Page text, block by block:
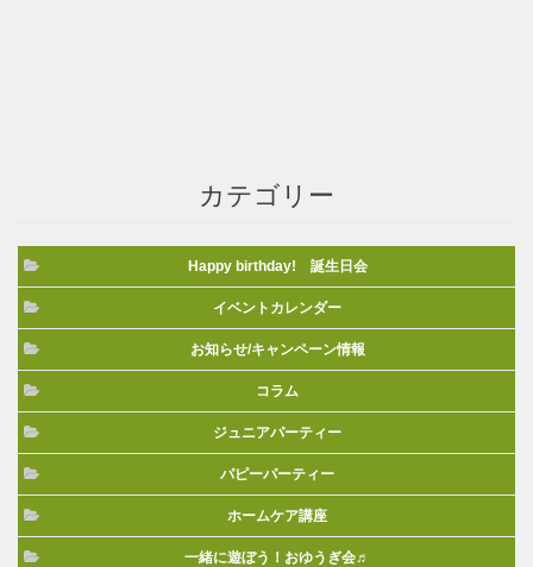
カテゴリー
Happy birthday! 誕生日会
イベントカレンダー
お知らせ/キャンペーン情報
コラム
ジュニアパーティー
パピーパーティー
ホームケア講座
一緒に遊ぼう！おゆうぎ会♬